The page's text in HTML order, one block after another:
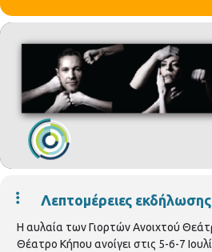
Λεπτομέρειες εκδήλωσης
Η αυλαία των Γιορτών Ανοιχτού
Θέατρο Κήπου ανοίγει στις 5-6-7